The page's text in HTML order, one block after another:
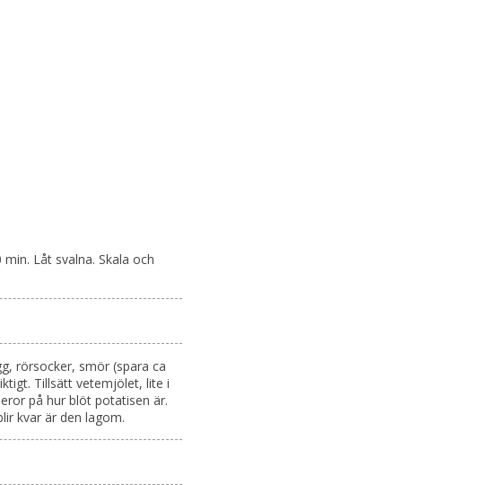
Låt svalna. Skala och
rörsocker, smör (spara ca
Tillsätt vetemjölet, lite i
på hur blöt potatisen är.
kvar är den lagom.